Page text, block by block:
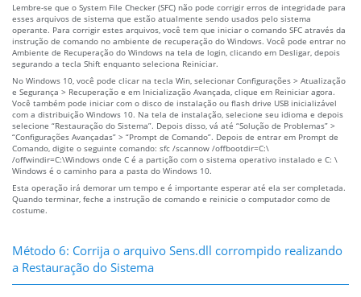
Lembre-se que o System File Checker (SFC) não pode corrigir erros de integridade para
esses arquivos de sistema que estão atualmente sendo usados pelo sistema
operante. Para corrigir estes arquivos, você tem que iniciar o comando SFC através da
instrução de comando no ambiente de recuperação do Windows. Você pode entrar no
Ambiente de Recuperação do Windows na tela de login, clicando em Desligar, depois
segurando a tecla Shift enquanto seleciona Reiniciar.
No Windows 10, você pode clicar na tecla Win, selecionar Configurações > Atualização
e Segurança > Recuperação e em Inicialização Avançada, clique em Reiniciar agora.
Você também pode iniciar com o disco de instalação ou flash drive USB inicializável
com a distribuição Windows 10. Na tela de instalação, selecione seu idioma e depois
selecione “Restauração do Sistema”. Depois disso, vá até “Solução de Problemas” >
“Configurações Avançadas” > “Prompt de Comando”. Depois de entrar em Prompt de
Comando, digite o seguinte comando: sfc /scannow /offbootdir=C:\
/offwindir=C:\Windows onde C é a partição com o sistema operativo instalado e C: \
Windows é o caminho para a pasta do Windows 10.
Esta operação irá demorar um tempo e é importante esperar até ela ser completada.
Quando terminar, feche a instrução de comando e reinicie o computador como de
costume.
Método 6: Corrija o arquivo Sens.dll corrompido realizando
a Restauração do Sistema